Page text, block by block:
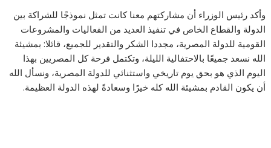
وأكد رئيس الوزراء أن مشاركتهم معنا كانت تمثل نموذجًا للشراكة بين
الدولة والقطاع الخاص في تنفيذ العديد من الفعاليات والمشروعات
القومية للدولة المصرية، مجددا الشكر والتقدير للجميع، قائلا: بمشيئة
الله نسعد جميعًا بالاحتفالية الليلة، وتكتمل فرحة كل المصريين بهذا
اليوم الذي هو بحق يوم تاريخي واستثنائي للدولة المصرية، ونسأل الله
أن يكون القادم بمشيئة الله كله خيرًا وسعادةً لهذه الدولة العظيمة.